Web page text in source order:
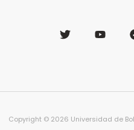
Copyright © 2026 Universidad de